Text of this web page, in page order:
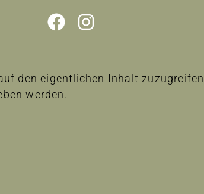
den eigentlichen Inhalt
werden.